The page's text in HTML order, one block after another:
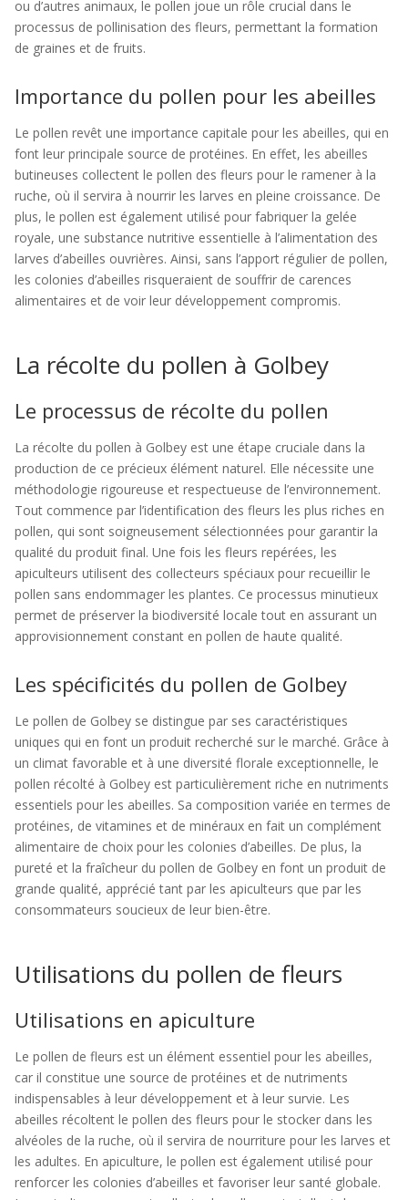
ou d’autres animaux, le pollen joue un rôle crucial dans le
processus de pollinisation des fleurs, permettant la formation
de graines et de fruits.
Importance du pollen pour les abeilles
Le pollen revêt une importance capitale pour les abeilles, qui en
font leur principale source de protéines. En effet, les abeilles
butineuses collectent le pollen des fleurs pour le ramener à la
ruche, où il servira à nourrir les larves en pleine croissance. De
plus, le pollen est également utilisé pour fabriquer la gelée
royale, une substance nutritive essentielle à l’alimentation des
larves d’abeilles ouvrières. Ainsi, sans l’apport régulier de pollen,
les colonies d’abeilles risqueraient de souffrir de carences
alimentaires et de voir leur développement compromis.
La récolte du pollen à Golbey
Le processus de récolte du pollen
La récolte du pollen à Golbey est une étape cruciale dans la
production de ce précieux élément naturel. Elle nécessite une
méthodologie rigoureuse et respectueuse de l’environnement.
Tout commence par l’identification des fleurs les plus riches en
pollen, qui sont soigneusement sélectionnées pour garantir la
qualité du produit final. Une fois les fleurs repérées, les
apiculteurs utilisent des collecteurs spéciaux pour recueillir le
pollen sans endommager les plantes. Ce processus minutieux
permet de préserver la biodiversité locale tout en assurant un
approvisionnement constant en pollen de haute qualité.
Les spécificités du pollen de Golbey
Le pollen de Golbey se distingue par ses caractéristiques
uniques qui en font un produit recherché sur le marché. Grâce à
un climat favorable et à une diversité florale exceptionnelle, le
pollen récolté à Golbey est particulièrement riche en nutriments
essentiels pour les abeilles. Sa composition variée en termes de
protéines, de vitamines et de minéraux en fait un complément
alimentaire de choix pour les colonies d’abeilles. De plus, la
pureté et la fraîcheur du pollen de Golbey en font un produit de
grande qualité, apprécié tant par les apiculteurs que par les
consommateurs soucieux de leur bien-être.
Utilisations du pollen de fleurs
Utilisations en apiculture
Le pollen de fleurs est un élément essentiel pour les abeilles,
car il constitue une source de protéines et de nutriments
indispensables à leur développement et à leur survie. Les
abeilles récoltent le pollen des fleurs pour le stocker dans les
alvéoles de la ruche, où il servira de nourriture pour les larves et
les adultes. En apiculture, le pollen est également utilisé pour
renforcer les colonies d’abeilles et favoriser leur santé globale.